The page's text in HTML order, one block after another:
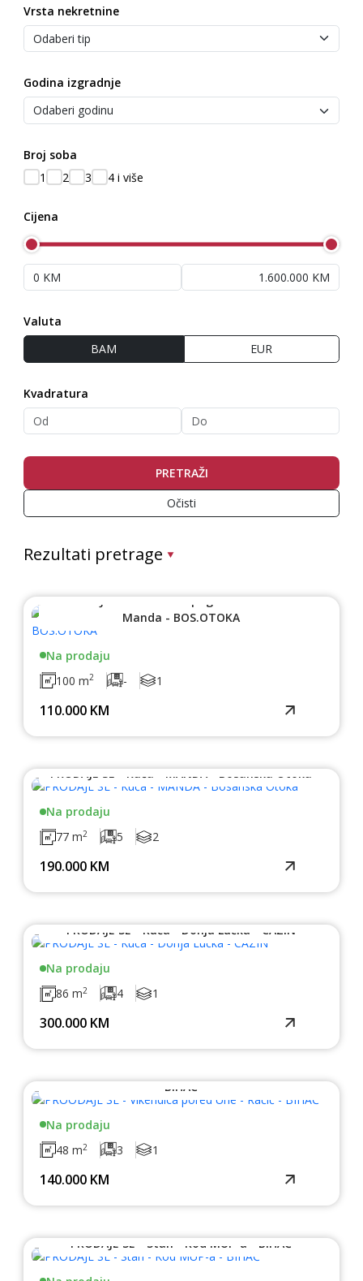
Vrsta nekretnine
Godina izgradnje
Broj soba
1
2 3 4 i više
Cijena
Valuta
BAM
EUR
Kvadratura
PRETRAŽI
Očisti
Rezultati pretrage
PRODAJE SE - Parcela s pogledom na Unu -
Manda - BOS.OTOKA
Na prodaju
100 m2 - 1
110.000 KM
PRODAJE SE - Kuća - MANDA - Bosanska Otoka
Na prodaju
77 m2 5 2
190.000 KM
PRODAJE SE - Kuća - Donja Lučka - CAZIN
Na prodaju
86 m2 4 1
300.000 KM
BIHAĆ
Na prodaju
48 m2 3 1
140.000 KM
PRODAJE SE - Stan - Kod MUP-a - BIHAĆ